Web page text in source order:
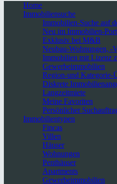
Home
Immobiliensuche
Immobilien-Suche auf
Neu im Immobilien-
Exklusiv bei M&B
Neubau-Wohnungen, -
Immobilien mit Lizenz
Gewerbeimmobilien
Region-und Kategorie-
Diskrete
Langzeitmiete
Meine Favoriten
Persönlicher
Immobilientypen
Fincas
Villen
Häuser
Wohnungen
Penthäuser
Apartments
Gewerbeimmobilien